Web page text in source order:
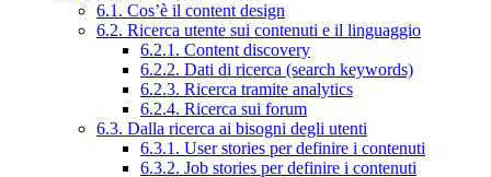
6.1. Cos’è il content design
6.2. Ricerca utente sui contenuti e il linguaggio
6.2.1. Content discovery
6.2.2. Dati di ricerca (search keywords)
6.2.3. Ricerca tramite analytics
6.2.4. Ricerca sui forum
6.3. Dalla ricerca ai bisogni degli utenti
6.3.1. User stories per definire i contenuti
6.3.2. Job stories per definire i contenuti